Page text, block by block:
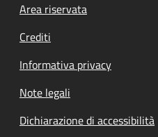
Footer menu
Area riservata
Crediti
Informativa privacy
Note legali
Dichiarazione di accessibilità